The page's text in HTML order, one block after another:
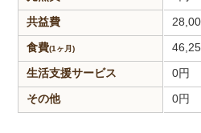
共益費
食費(1ヶ月)
生活支援サービス
その他
0円
0円